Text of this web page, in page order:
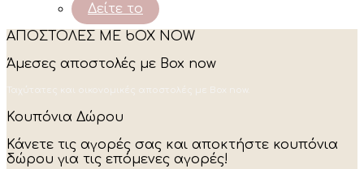
Δείτε το
ΑΠΟΣΤΟΛΕΣ ΜΕ bOX NOW
Άμεσες αποστολές με Box now
Ταχύτατες και οικονομικές αποστολές με Box now.
Κουπόνια Δώρου
Κάνετε τις αγορές σας και αποκτήστε κουπόνια
δώρου για τις επόμενες αγορές!